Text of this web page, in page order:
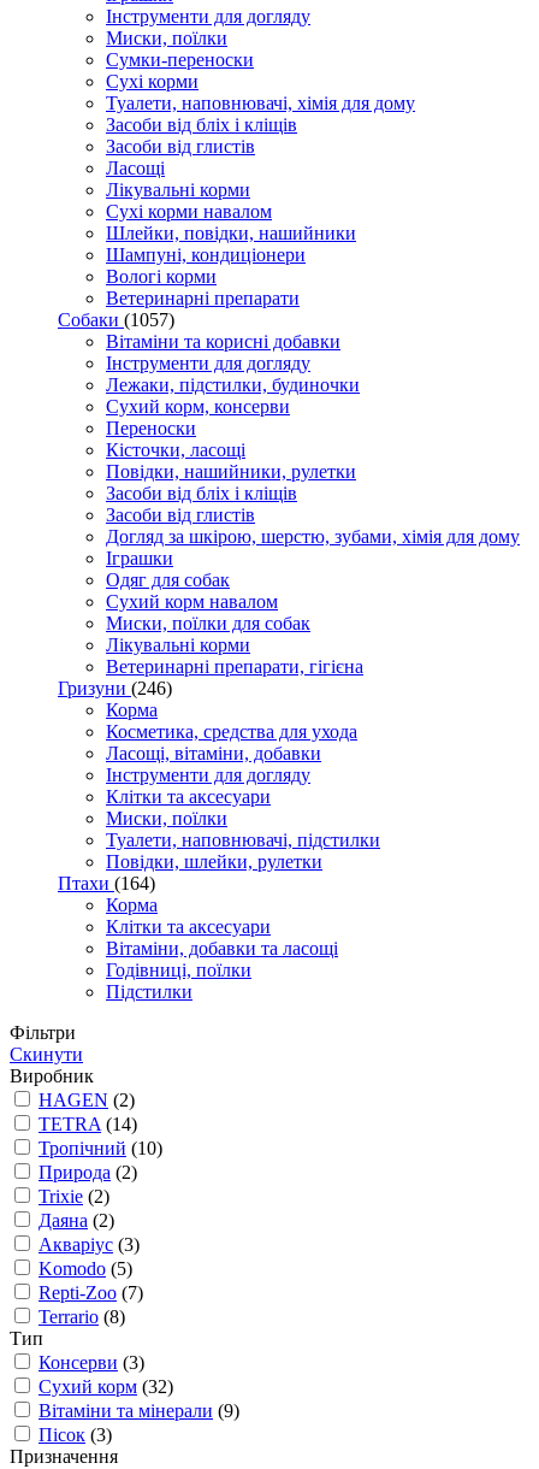
Інструменти для догляду
Миски, поїлки
Сумки-переноски
Сухі корми
Туалети, наповнювачі, хімія для дому
Засоби від бліх і кліщів
Засоби від глистів
Ласощі
Лікувальні корми
Сухі корми навалом
Шлейки, повідки, нашийники
Шампуні, кондиціонери
Вологі корми
Ветеринарні препарати
Собаки (1057)
Вітаміни та корисні добавки
Інструменти для догляду
Лежаки, підстилки, будиночки
Сухий корм, консерви
Переноски
Кісточки, ласощі
Повідки, нашийники, рулетки
Засоби від бліх і кліщів
Засоби від глистів
Догляд за шкірою, шерстю, зубами, хімія для дому
Іграшки
Одяг для собак
Сухий корм навалом
Миски, поїлки для собак
Лікувальні корми
Ветеринарні препарати, гігієна
Гризуни (246)
Корма
Косметика, средства для ухода
Ласощі, вітаміни, добавки
Інструменти для догляду
Клітки та аксесуари
Миски, поїлки
Туалети, наповнювачі, підстилки
Повідки, шлейки, рулетки
Птахи (164)
Корма
Клітки та аксесуари
Вітаміни, добавки та ласощі
Годівниці, поїлки
Підстилки
Фільтри
Скинути
Виробник
HAGEN (2)
TETRA(14)
Тропічний (10)
Природа (2)
Trixie (2)
Даяна (2)
Акваріус (3)
Komodo (5)
Repti-Zoo (7)
Terrario (8)
Тип
Консерви (3)
Сухий корм (32)
Вітаміни та мінерали (9)
Пісок (3)
Призначення